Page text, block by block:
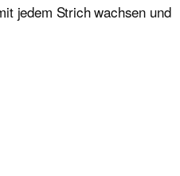
jedem Strich wachsen und